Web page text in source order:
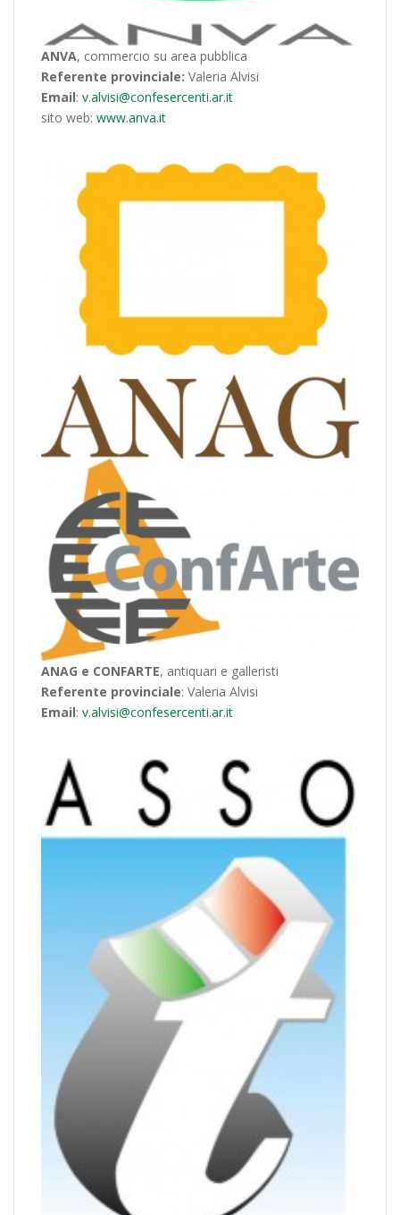
ANVA, commercio su area pubblica
Referente provinciale: Valeria Alvisi
Email: v.alvisi@confesercenti.ar.it
sito web: www.anva.it
ANAG e CONFARTE, antiquari e galleristi
Referente provinciale: Valeria Alvisi
Email: v.alvisi@confesercenti.ar.it